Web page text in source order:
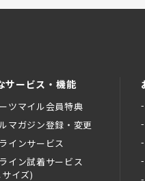
サービス・機能
ツマイル会員特典
マガジン登録・変更
インサービス
イン試着サービス
イズ)